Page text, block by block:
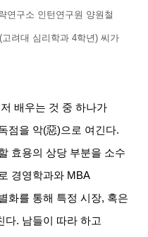
연구소 인턴연구원 양원철
(고려대 심리학과 4학년)씨가
배우는 것 중 하나가
점을 악(惡)으로 여긴다.
효용의 상당 부분을 소수
경영학과와 MBA
화를 통해 특정 시장, 혹은
다. 남들이 따라 하고